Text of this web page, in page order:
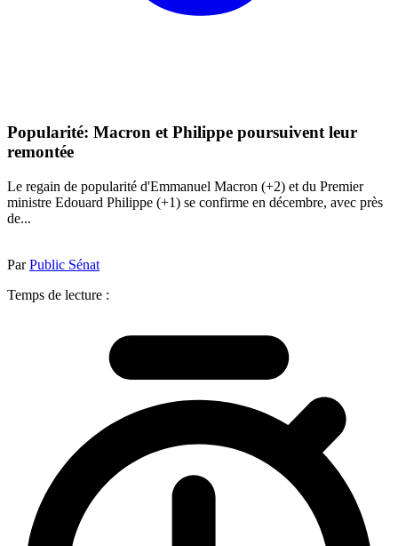
Popularité: Macron et Philippe poursuivent leur
remontée
Le regain de popularité d'Emmanuel Macron (+2) et du Premier
ministre Edouard Philippe (+1) se confirme en décembre, avec près
de...
ParPublic Sénat
Temps de lecture :